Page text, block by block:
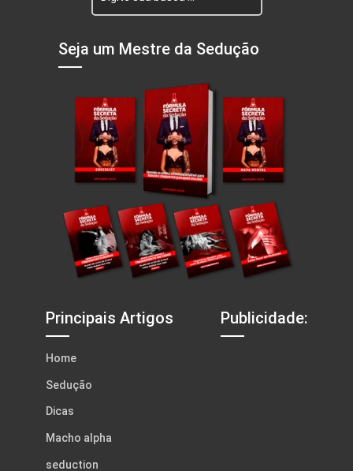
Seja um Mestre da Sedução
Principais Artigos
Home
Sedução
Dicas
Macho alpha
seduction
Publicidade: